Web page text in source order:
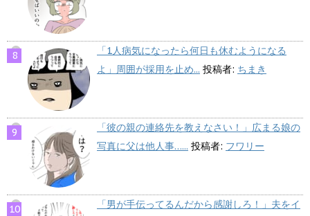
「1人病気になったら何日も休むようになる
よ」周囲が採用を止め... 投稿者: ちまき
「彼の親の連絡先を教えなさい！」広まる娘の
写真に父は他人事…... 投稿者: フワリー
「男が手伝ってるんだから感謝しろ！」夫をイ